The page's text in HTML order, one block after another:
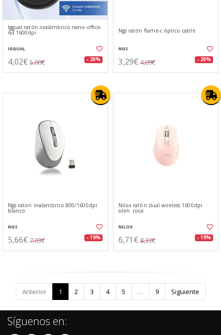
Iggual ratón inalámbrico nano-office-
6d 1600dpi
IGGUAL
4,02€ 5,00€ - 20%
Ngs ratón flame-c óptico cable
NGS
3,29€ 4,09€ - 20%
Ngs raton inalambrico 800/1600dpi
blanco
NGS
5,66€ 7,03€ - 19%
Nilox ratón dual wireless 1600dpi
silen. rosa
NILOX
6,71€ 8,33€ - 19%
Anterior 1 2 3 4 5 … 9 Siguiente
Síguenos en: